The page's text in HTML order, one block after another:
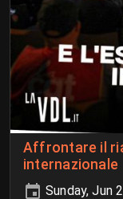
Affrontare il
internazionale
Sunday, Jun